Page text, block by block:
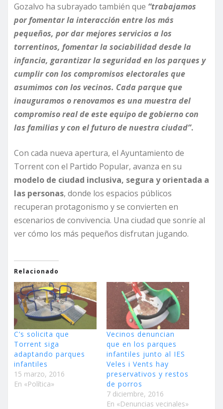
Gozalvo ha subrayado también que “trabajamos
por fomentar la interacción entre los más
pequeños, por dar mejores servicios a los
torrentinos, fomentar la sociabilidad desde la
infancia, garantizar la seguridad en los parques y
cumplir con los compromisos electorales que
asumimos con los vecinos. Cada parque que
inauguramos o renovamos es una muestra del
compromiso real de este equipo de gobierno con
las familias y con el futuro de nuestra ciudad”.
Con cada nueva apertura, el Ayuntamiento de
Torrent con el Partido Popular, avanza en su
modelo de ciudad inclusiva, segura y orientada a
las personas, donde los espacios públicos
recuperan protagonismo y se convierten en
escenarios de convivencia. Una ciudad que sonríe al
ver cómo los más pequeños disfrutan jugando.
Relacionado
C’s solicita que
Torrent siga
adaptando parques
infantiles
15 marzo, 2016
En «Política»
Vecinos denuncian
que en los parques
infantiles junto al IES
Veles i Vents hay
preservativos y restos
de porros
7 diciembre, 2016
En «Denuncias vecinales»